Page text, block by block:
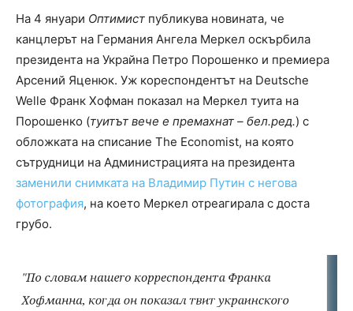
На 4 януари Оптимист публикува новината, че
канцлерът на Германия Ангела Меркел оскърбила
президента на Украйна Петро Порошенко и премиера
Арсений Яценюк. Уж кореспондентът на Deutsche
Welle Франк Хофман показал на Меркел туита на
Порошенко (туитът вече е премахнат – бел.ред.) с
обложката на списание The Economist, на която
сътрудници на Администрацията на президента
заменили снимката на Владимир Путин с негова
фотография, на което Меркел отреагирала с доста
грубо.